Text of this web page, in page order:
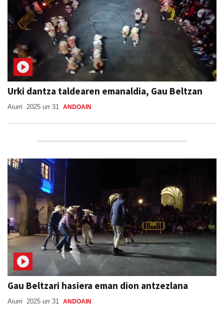
Urki dantza taldearen emanaldia, Gau Beltzan
Aiurri 2025 urr 31 ANDOAIN
Gau Beltzari hasiera eman dion antzezlana
Aiurri 2025 urr 31 ANDOAIN